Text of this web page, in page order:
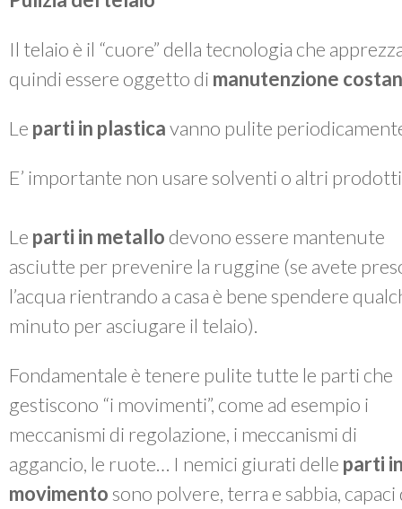
Il telaio è il “cuore” della tecnologia che
quindi essere oggetto di manutenzione
Le parti in plasticavanno pulite
E’ importante non usare solventi o altri
Le parti in metallo devono essere mantenute
asciutte per prevenire la ruggine (se avete
l’acqua rientrando a casa è bene spendere
minuto per asciugare il telaio).
Fondamentale è tenere pulite tutte le parti che
gestiscono “i movimenti”, come ad esempio i
meccanismi di regolazione, i meccanismi di
aggancio, le ruote… I nemici giurati delle parti
movimento sono polvere, terra e sabbia,